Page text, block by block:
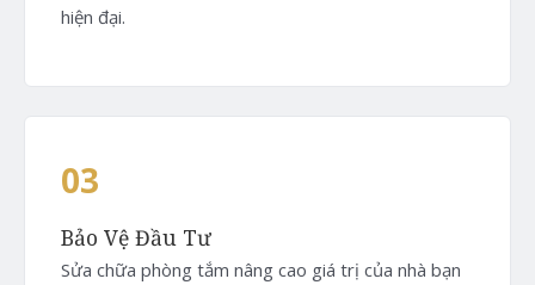
hiện đại.
03
Bảo Vệ Đầu Tư
Sửa chữa phòng tắm nâng cao giá trị của nhà bạn